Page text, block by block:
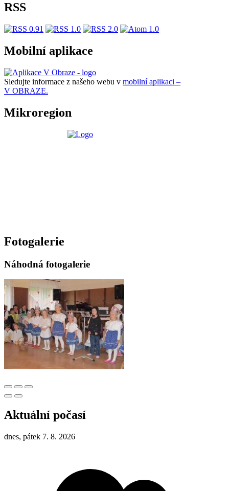
RSS
Mobilní aplikace
Sledujte informace z našeho webu v mobilní aplikaci –
V OBRAZE.
Mikroregion
Fotogalerie
Náhodná fotogalerie
Aktuální počasí
dnes, pátek 7. 8. 2026